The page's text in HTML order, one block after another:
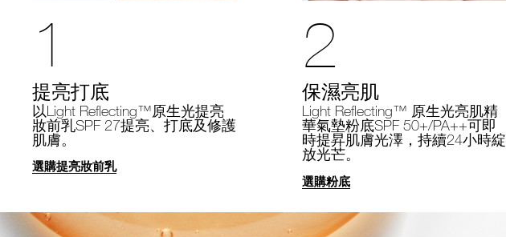
1
提亮打底
以Light Reflecting™原生光提亮
妝前乳SPF 27提亮、打底及修護
肌膚。
選購提亮妝前乳
2
保濕亮肌
Light Reflecting™ 原生光亮肌精
華氣墊粉底SPF 50+/PA++可即
時提昇肌膚光澤，持續24小時綻
放光芒。
選購粉底